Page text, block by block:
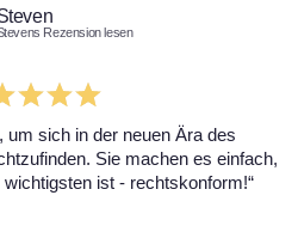
Rezension lesen
um sich in der neuen Ära des
Sie machen es einfach,
ist - rechtskonform!“